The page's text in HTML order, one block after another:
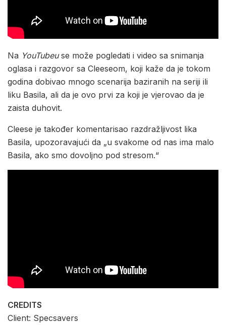
Na YouTubeuse može pogledati i video sa snimanja
oglasa i razgovor sa Cleeseom, koji kaže da je tokom
godina dobivao mnogo scenarija baziranih na seriji ili
liku Basila, ali da je ovo prvi za koji je vjerovao da je
zaista duhovit.
Cleese je također komentarisao razdražljivost lika
Basila, upozoravajući da „u svakome od nas ima malo
Basila, ako smo dovoljno pod stresom.“
CREDITS
Client: Specsavers